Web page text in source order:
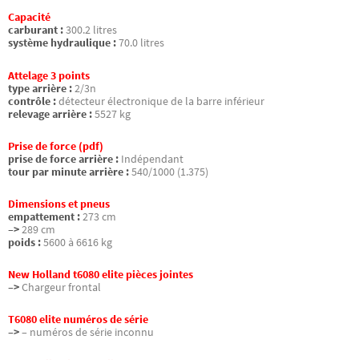
Capacité
carburant :300.2 litres
système hydraulique :70.0 litres
Attelage 3 points
type arrière :2/3n
contrôle :détecteur électronique de la barre inférieur
relevage arrière :5527 kg
Prise de force (pdf)
prise de force arrière : Indépendant
tour par minute arrière :540/1000 (1.375)
Dimensions et pneus
empattement :273 cm
–>289 cm
poids :5600 à 6616 kg
New Holland t6080 elite pièces jointes
–>Chargeur frontal
T6080 elite numéros de série
–>– numéros de série inconnu